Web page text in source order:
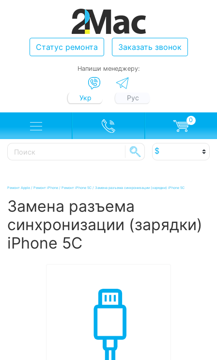
Статус ремонта Заказать звонок
Напиши менеджеру:
Укр Рус
0
Ремонт Apple / Ремонт iPhone / Ремонт iPhone 5C / Замена разъема синхронизации (зарядки) iPhone 5C
Замена разъема
синхронизации (зарядки)
iPhone 5C